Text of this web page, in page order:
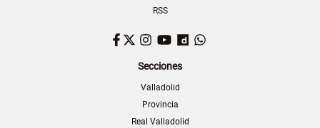
RSS
Facebook
TwitterInstagram
YouTubeDailymotion
Secciones
Valladolid
Provincia
Real Valladolid